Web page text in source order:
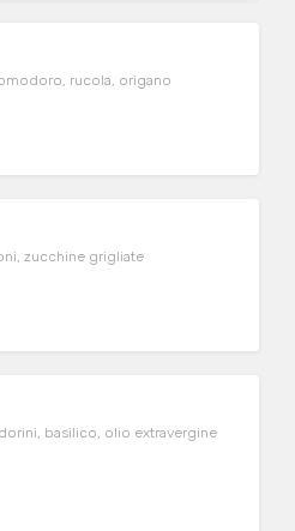
rucola, origano
zucchine grigliate
basilico, olio extravergine